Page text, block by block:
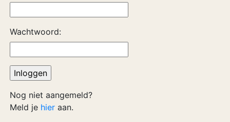
Wachtwoord:
Nog niet aangemeld?
Meld je hier aan.